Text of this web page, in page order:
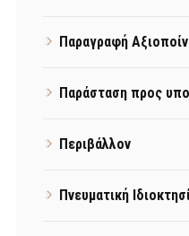
Παραγραφή
Παράσταση προς
Περιβάλλον
Πνευματική